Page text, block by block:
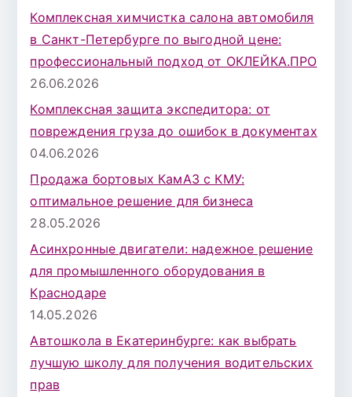
Комплексная химчистка салона автомобиля
в Санкт-Петербурге по выгодной цене:
профессиональный подход от ОКЛЕЙКА.ПРО
26.06.2026
Комплексная защита экспедитора: от
повреждения груза до ошибок в документах
04.06.2026
Продажа бортовых КамАЗ с КМУ:
оптимальное решение для бизнеса
28.05.2026
Асинхронные двигатели: надежное решение
для промышленного оборудования в
Краснодаре
14.05.2026
Автошкола в Екатеринбурге: как выбрать
лучшую школу для получения водительских
прав